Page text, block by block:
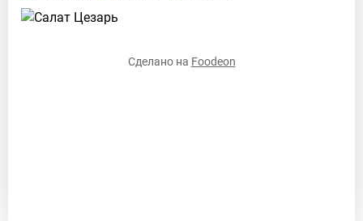
Сделано на Foodeon